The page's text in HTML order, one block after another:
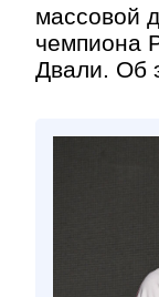
массовой
чемпиона
Двали. Об